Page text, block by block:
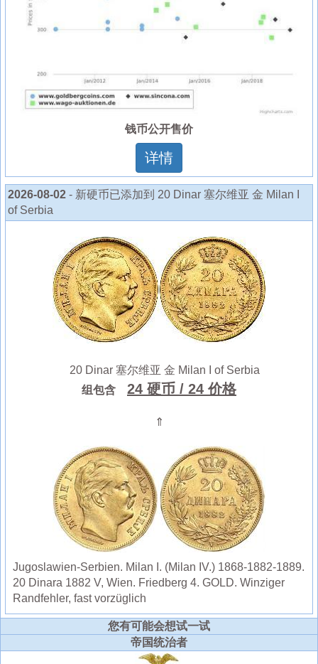
钱币公开售价
详情
2026-08-02 - 新硬币已添加到 20 Dinar 塞尔维亚 金 Milan I
of Serbia
20 Dinar 塞尔维亚 金 Milan I of Serbia
组包含
24 硬币 / 24 价格
⇑
Jugoslawien-Serbien. Milan I. (Milan IV.) 1868-1882-1889.
20 Dinara 1882 V, Wien. Friedberg 4. GOLD. Winziger
Randfehler, fast vorzüglich
您有可能会想试一试
帝国统治者